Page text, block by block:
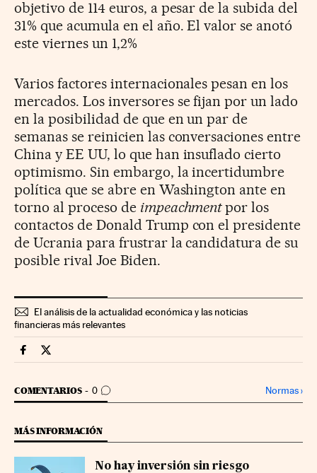
objetivo de 114 euros, a pesar de la subida del
31% que acumula en el año. El valor se anotó
este viernes un 1,2%
Varios factores internacionales pesan en los
mercados. Los inversores se fijan por un lado
en la posibilidad de que en un par de
semanas se reinicien las conversaciones entre
China y EE UU, lo que han insuflado cierto
optimismo. Sin embargo, la incertidumbre
política que se abre en Washington ante en
torno al proceso de impeachmentpor los
contactos de Donald Trump con el presidente
de Ucrania para frustrar la candidatura de su
posible rival Joe Biden.
El análisis de la actualidad económica y las noticias
financieras más relevantes
Mercados Financieros Cinco Días en Facebook
Mercados Financieros Cinco Días en Twitter
COMENTARIOS 0
IR A LOS COMENTARIOS Normas›
MÁS INFORMACIÓN
No hay inversión sin riesgo